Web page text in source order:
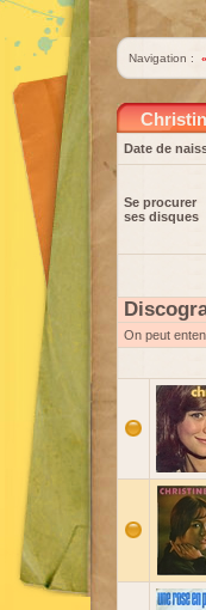
Navigation : «
Date de
Se procurer
ses disques
On peut